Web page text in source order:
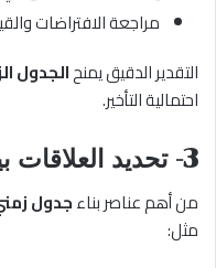
مراجعة الافتراضات
التقدير الدقيق يمنحالجدول
احتمالية التأخير.
3- تحديد العلاقات بين المهام
من أهم عناصر بناءجدول
مثل: